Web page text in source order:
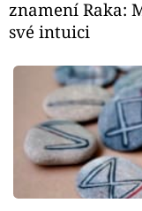
znamení Raka:
své intuici